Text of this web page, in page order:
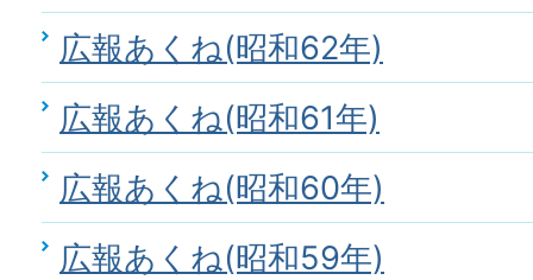
広報あくね(昭和62年)
広報あくね(昭和61年)
広報あくね(昭和60年)
広報あくね(昭和59年)